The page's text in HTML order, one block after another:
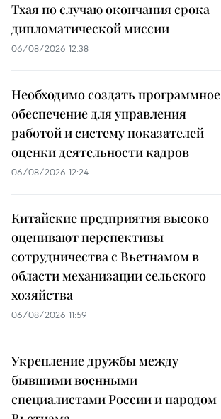
Тхая по случаю окончания срока
дипломатической миссии
06/08/2026 12:38
Необходимо создать программное
обеспечение для управления
работой и систему показателей
оценки деятельности кадров
06/08/2026 12:24
Китайские предприятия высоко
оценивают перспективы
сотрудничества с Вьетнамом в
области механизации сельского
хозяйства
06/08/2026 11:59
Укрепление дружбы между
бывшими военными
специалистами России и народом